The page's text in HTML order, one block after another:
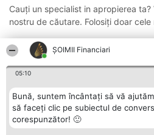
ȘOIMII Financiari
05:10
Bună, suntem încântați să vă
să faceți clic pe subiectul de
corespunzător! 🙂
Cauți un specialist in apropierea
nostru de căutare. Folosiți doar cele